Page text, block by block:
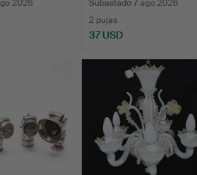
2026
Subastado 7 ago 2026
2 pujas
37 USD